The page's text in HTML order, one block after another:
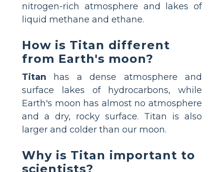
nitrogen-rich atmosphere and lakes of
liquid methane and ethane.
How is Titan different
from Earth's moon?
Titan has a dense atmosphere and
surface lakes of hydrocarbons, while
Earth's moon has almost no atmosphere
and a dry, rocky surface. Titan is also
larger and colder than our moon.
Why is Titan important to
scientists?